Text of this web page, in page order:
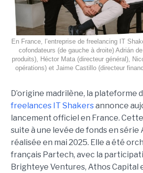
En France, l’entreprise de freelancing IT
cofondateurs (de gauche à droite) Adrián
produits), Héctor Mata (directeur général),
opérations) et Jaime Castillo (directeur
D’origine madrilène, la plateforme
freelances IT Shakersannonce
lancement officiel en France.
suite à une levée de fonds en série
réalisée en mai 2025. Elle a été
français Partech, avec la
Brighteye Ventures, Athos Capital